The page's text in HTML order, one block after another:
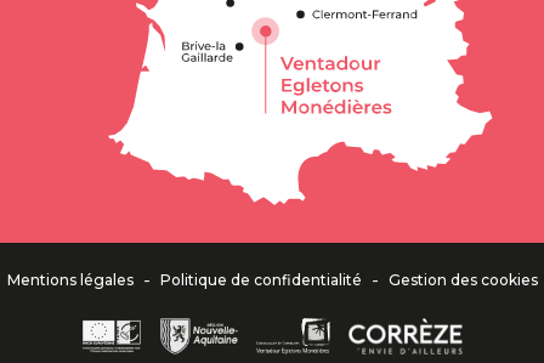
Mentions légales - Politique de confidentialité - Gestion des cookies